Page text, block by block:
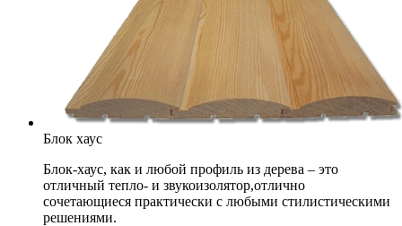
Блок хаус
Блок-хаус, как и любой профиль из дерева – это
отличный тепло- и звукоизолятор,отлично
сочетающиеся практически с любыми стилистическими
решениями.